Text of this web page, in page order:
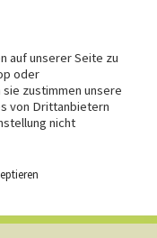
auf unserer Seite zu
oder
zustimmen unsere
von Drittanbietern
nicht